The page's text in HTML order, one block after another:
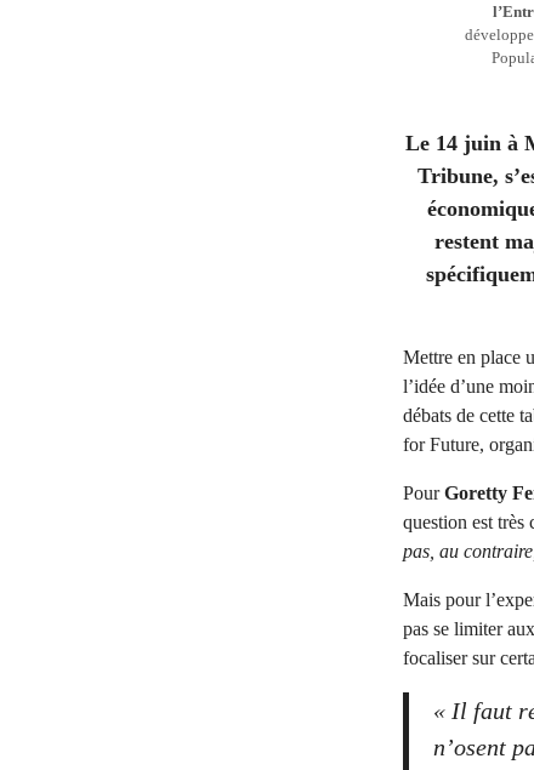
Le 14 juin à
Tribune,
restent
Mettre en place
l’idée d’une
débats de cette
for Future,
PourGoretty
question est très
pas, au
Mais pour
pas se limiter
focaliser sur
« Il faut
n’osent